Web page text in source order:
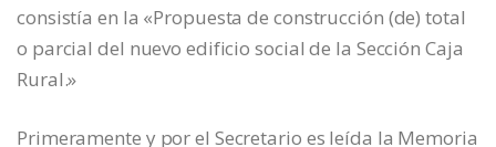
consistía en la «Propuesta de construcción (de) total
o parcial del nuevo edificio social de la Sección Caja
Rural.»
Primeramente y por el Secretario es leída la Memoria